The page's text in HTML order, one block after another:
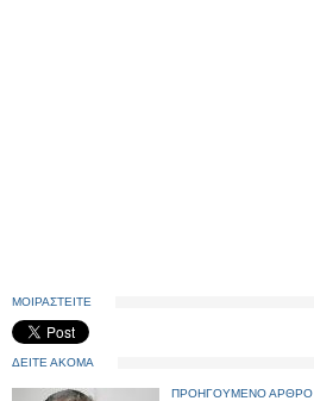
ΜΟΙΡΑΣΤΕΙΤΕ
ΔΕΙΤΕ ΑΚΟΜΑ
ΠΡΟΗΓΟΥΜΕΝΟ ΑΡΘΡΟ